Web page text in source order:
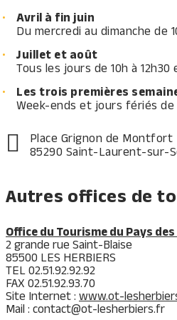
Avril à fin juin
Du mercredi au dimanche de
Juillet et août
Tous les jours de 10h à 12h30
Les trois premières
Week-ends et jours fériés de
Place Grignon de Montfort
85290 Saint-Laurent-sur-
Autres offices de
Office du Tourisme du Pays
2 grande rue Saint-Blaise
85500 LES HERBIERS
TEL 02.51.92.92.92
FAX 02.51.92.93.70
Site Internet : www.ot-
Mail : contact@ot-lesherbiers.fr